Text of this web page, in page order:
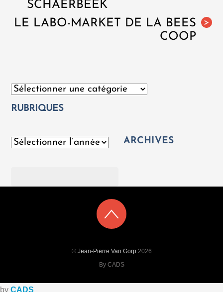
SCHAERBEEK
>
LE LABO-MARKET DE LA BEES
COOP
Catégories
RUBRIQUES
Archives ARCHIVES
© Jean-Pierre Van Gorp2026
By CADS
by CADS